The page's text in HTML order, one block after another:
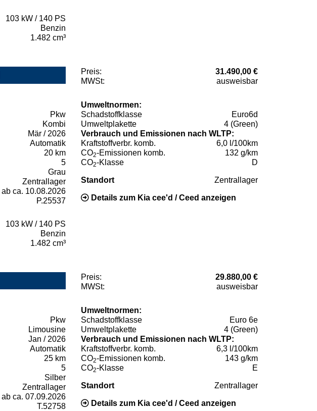
103 kW / 140 PS
Benzin
1.482 cm³
Preis:
31.490,00 €
MWSt:
ausweisbar
Pkw
Kombi
Mär / 2026
Automatik
20 km
5
Grau
Zentrallager
ab ca. 10.08.2026
P.25537
103 kW / 140 PS
Benzin
1.482 cm³
Umweltnormen:
Schadstoffklasse
Euro6d
Umweltplakette
4 (Green)
Verbrauch und Emissionen nach WLTP:
Kraftstoffverbr. komb.
6,0 l/100km
CO2-Emissionen komb.
132 g/km
CO2-Klasse D
Standort Zentrallager
Details zum Kia cee'd / Ceed anzeigen
Preis:
29.880,00 €
MWSt:
ausweisbar
Pkw
Limousine
Jan / 2026
Automatik
25 km
5
Silber
Zentrallager
ab ca. 07.09.2026
T.52758
Umweltnormen:
Schadstoffklasse
Euro 6e
Umweltplakette
4 (Green)
Verbrauch und Emissionen nach WLTP:
Kraftstoffverbr. komb.
6,3 l/100km
CO2-Emissionen komb.
143 g/km
CO2-Klasse E
Standort Zentrallager
Details zum Kia cee'd / Ceed anzeigen